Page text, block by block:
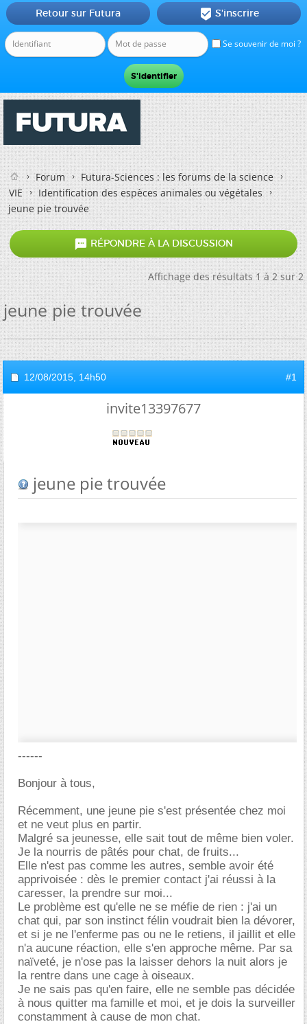
Se souvenir de moi ?
Retour sur Futura  S'inscrire
Forum
Futura-Sciences : les forums de la science
VIE
Identification des espèces animales ou végétales
jeune pie trouvée
 RÉPONDRE À LA DISCUSSION
Affichage des résultats 1 à 2 sur 2
jeune pie trouvée
12/08/2015, 14h50 #1
invite13397677
jeune pie trouvée
------
Bonjour à tous,
Récemment, une jeune pie s'est présentée chez moi
et ne veut plus en partir.
Malgré sa jeunesse, elle sait tout de même bien voler.
Je la nourris de pâtés pour chat, de fruits...
Elle n'est pas comme les autres, semble avoir été
apprivoisée : dès le premier contact j'ai réussi à la
caresser, la prendre sur moi...
Le problème est qu'elle ne se méfie de rien : j'ai un
chat qui, par son instinct félin voudrait bien la dévorer,
et si je ne l'enferme pas ou ne le retiens, il jaillit et elle
n'a aucune réaction, elle s'en approche même. Par sa
naïveté, je n'ose pas la laisser dehors la nuit alors je
la rentre dans une cage à oiseaux.
Je ne sais pas qu'en faire, elle ne semble pas décidée
à nous quitter ma famille et moi, et je dois la surveiller
constamment à cause de mon chat.